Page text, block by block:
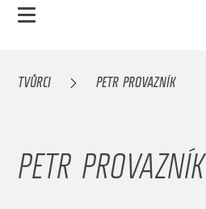
TVŮRCI PETR PROVAZNÍK
PETR PROVAZNÍK